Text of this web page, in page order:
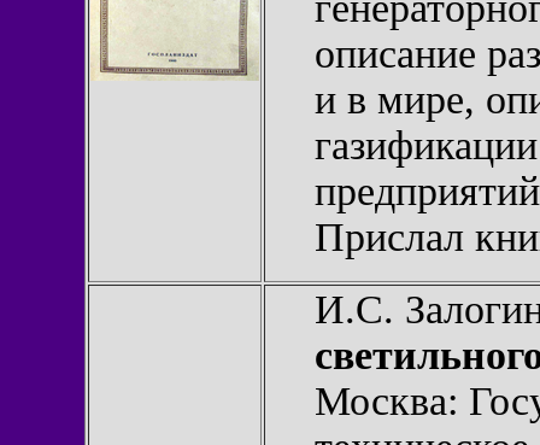
описание
и в мире,
Прислал
И.С.
Москва: